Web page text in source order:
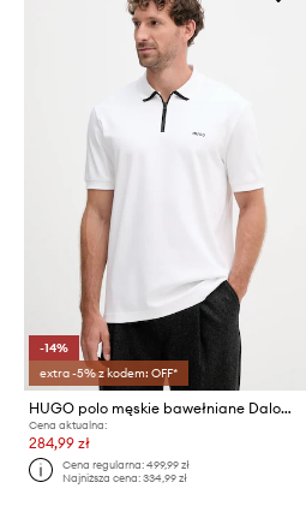
-14%
extra -5% z kodem: OFF*
HUGO polo męskie bawełniane Dalomino
Cena aktualna:
284,99 zł
Cena regularna:499,99 zł
Najniższa cena:334,99 zł